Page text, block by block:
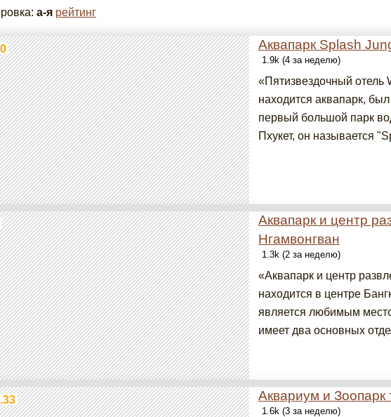
а-я рейтинг
Аквапарк Splash
1.9k (4 за неделю)
«Пятизвездочный отель
находится аквапарк,
первый большой парк
Пхукет, он называется
Аквапарк и центр
Нгамвонгван
1.3k (2 за неделю)
«Аквапарк и центр
находится в центре
является любимым
имеет два основных
Аквариум и Зоопарк
1.6k (3 за неделю)